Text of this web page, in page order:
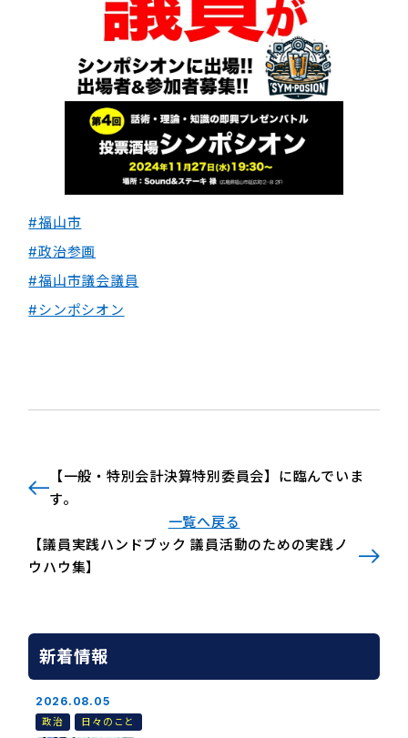
#福山市
#政治参画
#福山市議会議員
#シンポシオン
【一般・特別会計決算特別委員会】に臨んでいま
す。
一覧へ戻る
【議員実践ハンドブック 議員活動のための実践ノ
ウハウ集】
新着情報
2026.08.05
政治 日々のこと